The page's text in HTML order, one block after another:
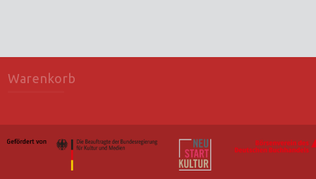
Warenkorb